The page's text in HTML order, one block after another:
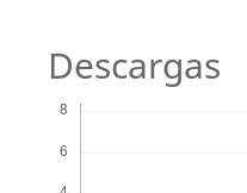
Descargas